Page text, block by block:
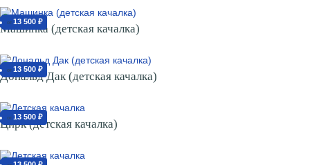
от 13 500 ₽
Машинка (детская качалка)
от 13 500 ₽
Дональд Дак (детская качалка)
от 13 500 ₽
Цирк (детская качалка)